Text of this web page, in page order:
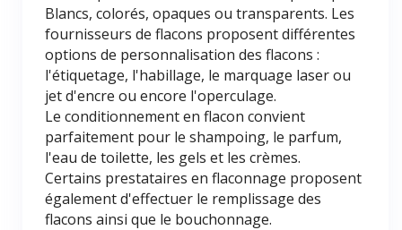
Blancs, colorés, opaques ou transparents. Les
fournisseurs de flacons proposent différentes
options de personnalisation des flacons :
l'étiquetage, l'habillage, le marquage laser ou
jet d'encre ou encore l'operculage.
Le conditionnement en flacon convient
parfaitement pour le shampoing, le parfum,
l'eau de toilette, les gels et les crèmes.
Certains prestataires en flaconnage proposent
également d'effectuer le remplissage des
flacons ainsi que le bouchonnage.